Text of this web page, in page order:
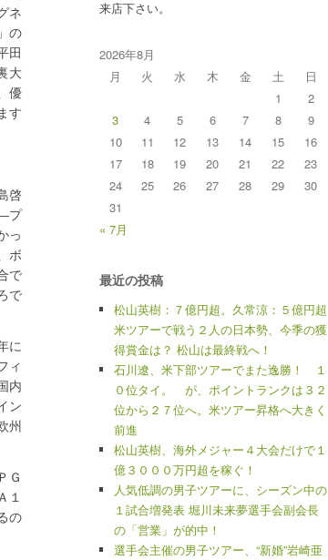
ネ
の
田
大
優
す
啓
プ
っ
ボ
で
で
に
ィ
内
ン
州
Ｇ
１
の
来店下さい。
2026年8月
月
火 水 木 金 土
日
1
2
3
4 5 6 7 8
9
10
11 12 13 14 15
16
17
18 19 20 21 22
23
24
25 26 27 28 29
30
31
« 7月
最近の投稿
松山英樹：７億円超。久常涼：５億円超
米ツアーで戦う２人の日本勢、今季の獲
得賞金は？ 松山は最終戦へ！
石川遼、米下部ツアーでまた逸勝！ １
０位タイ。 が、ポイントランクは３２
位から２７位へ。米ツアー昇格へ大きく
前進
松山英樹、海外メジャー４大会だけで１
億３０００万円超を稼ぐ！
人気低調の男子ツアーに、シーズン中の
１試合増発表 堀川未来夢選手会副会長
の「営業」が的中！
選手会主催の男子ツアー、“新婚”岩崎亜